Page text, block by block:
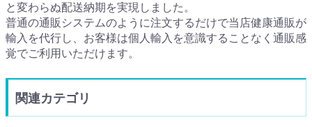
と変わらぬ配送納期を実現しました。
普通の通販システムのように注文するだけで当店健康通販が
輸入を代行し、お客様は個人輸入を意識することなく通販感
覚でご利用いただけます。
関連カテゴリ